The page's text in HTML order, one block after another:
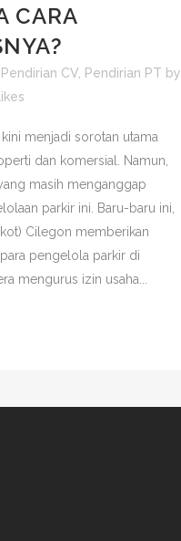
CARA
Pendirian CV, Pendirian PT by
menjadi sorotan utama
dan komersial. Namun,
masih menganggap
parkir ini. Baru-baru ini,
Cilegon memberikan
pengelola parkir di
mengurus izin usaha...